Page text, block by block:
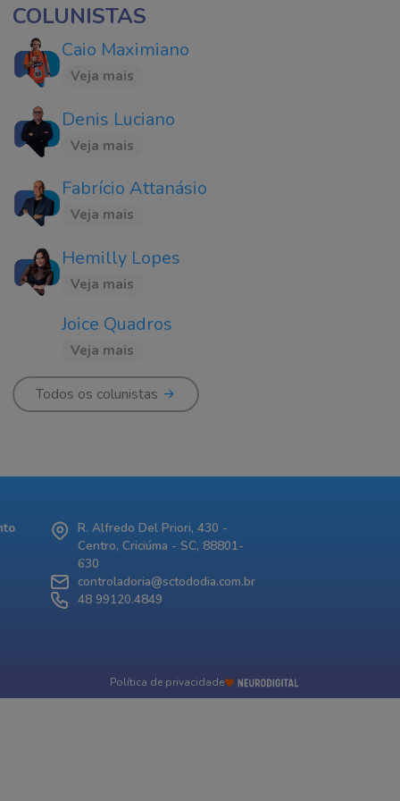
COLUNISTAS
Caio Maximiano
Veja mais
Denis Luciano
Veja mais
Fabrício Attanásio
Veja mais
Hemilly Lopes
Veja mais
Joice Quadros
Veja mais
Todos os colunistas
R. Alfredo Del Priori, 430 -
Centro, Criciúma - SC, 88801-
630
controladoria@sctododia.com.br
48 99120.4849
Política de privacidade